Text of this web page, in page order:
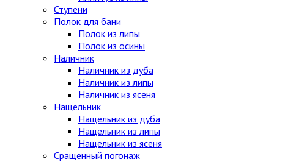
Ступени
Полок для бани
Полок из липы
Полок из осины
Наличник
Наличник из дуба
Наличник из липы
Наличник из ясеня
Нащельник
Нащельник из дуба
Нащельник из липы
Нащельник из ясеня
Сращенный погонаж